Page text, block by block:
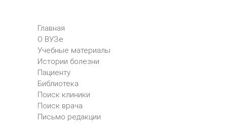
Главная
О ВУЗе
Учебные материалы
Истории болезни
Пациенту
Библиотека
Поиск клиники
Поиск врача
Письмо редакции